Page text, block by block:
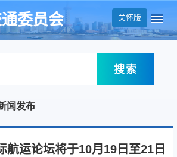
关怀版
搜索
委员会
闻发布
航运论坛将于10月19日至21日